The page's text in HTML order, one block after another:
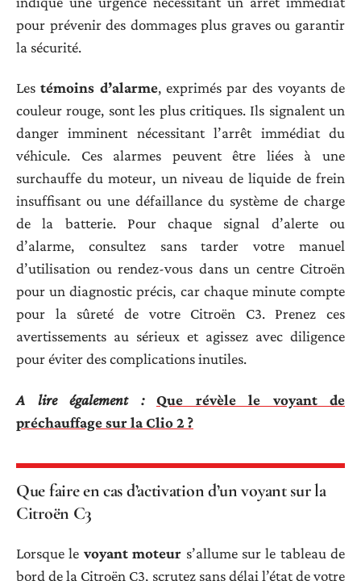
pour prévenir des dommages plus graves ou garantir
la sécurité.
Lestémoins d’alarme, exprimés par des voyants de
couleur rouge, sont les plus critiques. Ils signalent un
danger imminent nécessitant l’arrêt immédiat du
véhicule. Ces alarmes peuvent être liées à une
surchauffe du moteur, un niveau de liquide de frein
insuffisant ou une défaillance du système de charge
de la batterie. Pour chaque signal d’alerte ou
d’alarme, consultez sans tarder votre manuel
d’utilisation ou rendez-vous dans un centre Citroën
pour un diagnostic précis, car chaque minute compte
pour la sûreté de votre Citroën C3. Prenez ces
avertissements au sérieux et agissez avec diligence
pour éviter des complications inutiles.
A lire également :
Que révèle le voyant de
préchauffage sur la Clio 2 ?
Que faire en cas d’activation d’un voyant sur la
Citroën C3
Lorsque le voyant moteur s’allume sur le tableau de
bord de la Citroën C3, scrutez sans délai l’état de votre